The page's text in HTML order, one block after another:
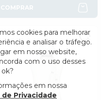
COMPRAR
cookies para melhorar
e analisar o tráfego.
em nosso website,
com o uso desses
em nossa
Privacidade